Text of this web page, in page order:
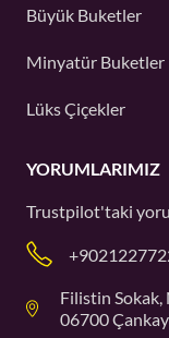
Büyük Buketler
Minyatür Buketler
Lüks Çiçekler
YORUMLARIMIZ
Trustpilot'taki
Filistin
06700